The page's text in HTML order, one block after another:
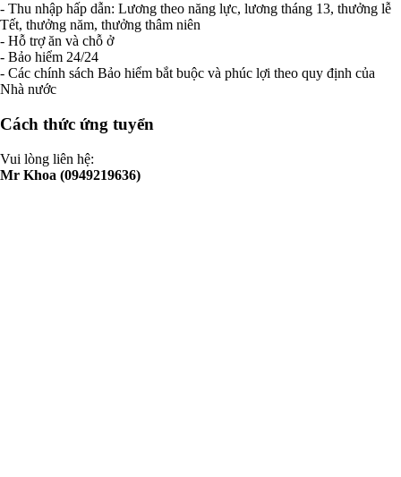
- Thu nhập hấp dẫn: Lương theo năng lực, lương tháng 13, thưởng lễ
Tết, thưởng năm, thưởng thâm niên
- Hỗ trợ ăn và chỗ ở
- Bảo hiểm 24/24
- Các chính sách Bảo hiểm bắt buộc và phúc lợi theo quy định của
Nhà nước
Cách thức ứng tuyển
Vui lòng liên hệ:
Mr Khoa (0949219636)